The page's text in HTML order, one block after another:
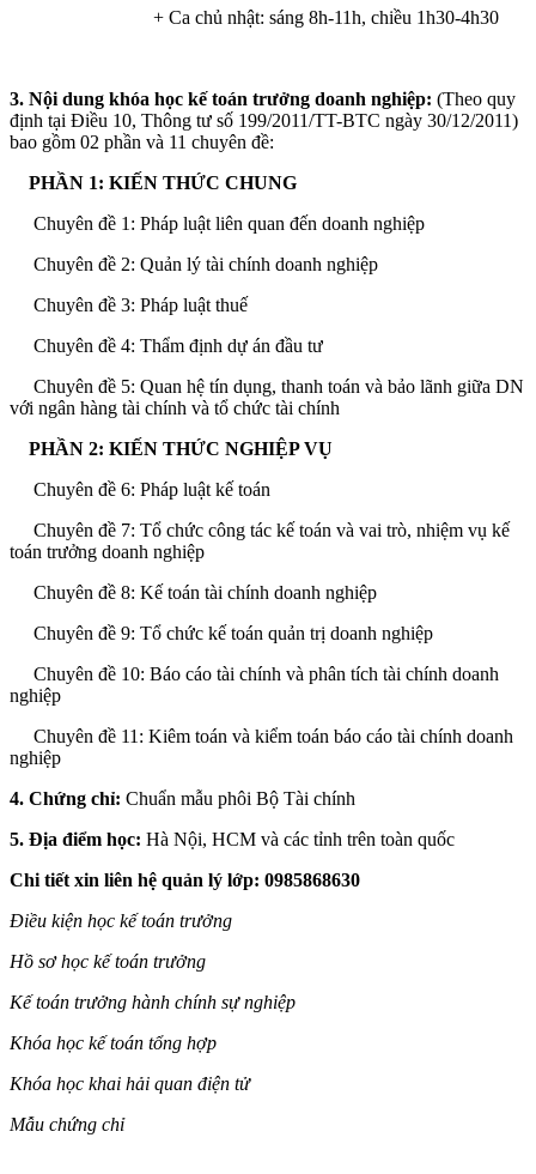
+ Ca chủ nhật: sáng 8h-11h, chiều 1h30-4h30
3. Nội dung khóa học kế toán trưởng doanh nghiệp: (Theo quy
định tại Điều 10, Thông tư số 199/2011/TT-BTC ngày 30/12/2011)
bao gồm 02 phần và 11 chuyên đề:
PHẦN 1: KIẾN THỨC CHUNG
Chuyên đề 1: Pháp luật liên quan đến doanh nghiệp
Chuyên đề 2: Quản lý tài chính doanh nghiệp
Chuyên đề 3: Pháp luật thuế
Chuyên đề 4: Thẩm định dự án đầu tư
Chuyên đề 5: Quan hệ tín dụng, thanh toán và bảo lãnh giữa DN
với ngân hàng tài chính và tổ chức tài chính
PHẦN 2: KIẾN THỨC NGHIỆP VỤ
Chuyên đề 6: Pháp luật kế toán
Chuyên đề 7: Tổ chức công tác kế toán và vai trò, nhiệm vụ kế
toán trưởng doanh nghiệp
Chuyên đề 8: Kế toán tài chính doanh nghiệp
Chuyên đề 9: Tổ chức kế toán quản trị doanh nghiệp
Chuyên đề 10: Báo cáo tài chính và phân tích tài chính doanh
nghiệp
Chuyên đề 11: Kiêm toán và kiểm toán báo cáo tài chính doanh
nghiệp
4. Chứng chỉ: Chuẩn mẫu phôi Bộ Tài chính
5. Địa điểm học: Hà Nội, HCM và các tỉnh trên toàn quốc
Chi tiết xin liên hệ quản lý lớp: 0985868630
Điều kiện học kế toán trưởng
Hồ sơ học kế toán trưởng
Kế toán trưởng hành chính sự nghiệp
Khóa học kế toán tổng hợp
Khóa học khai hải quan điện tử
Mẫu chứng chỉ